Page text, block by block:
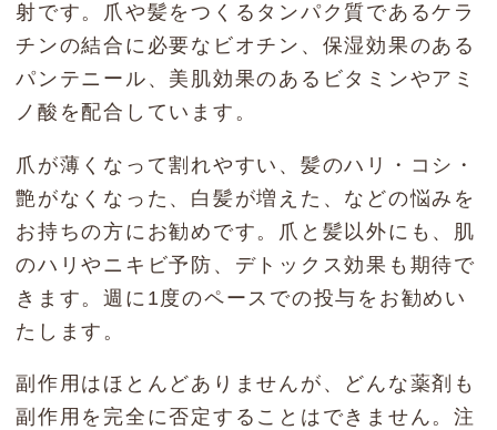
射です。爪や髪をつくるタンパク質であるケラ
チンの結合に必要なビオチン、保湿効果のある
パンテニール、美肌効果のあるビタミンやアミ
ノ酸を配合しています。
爪が薄くなって割れやすい、髪のハリ・コシ・
艶がなくなった、白髪が増えた、などの悩みを
お持ちの方にお勧めです。爪と髪以外にも、肌
のハリやニキビ予防、デトックス効果も期待で
きます。週に1度のペースでの投与をお勧めい
たします。
副作用はほとんどありませんが、どんな薬剤も
副作用を完全に否定することはできません。注